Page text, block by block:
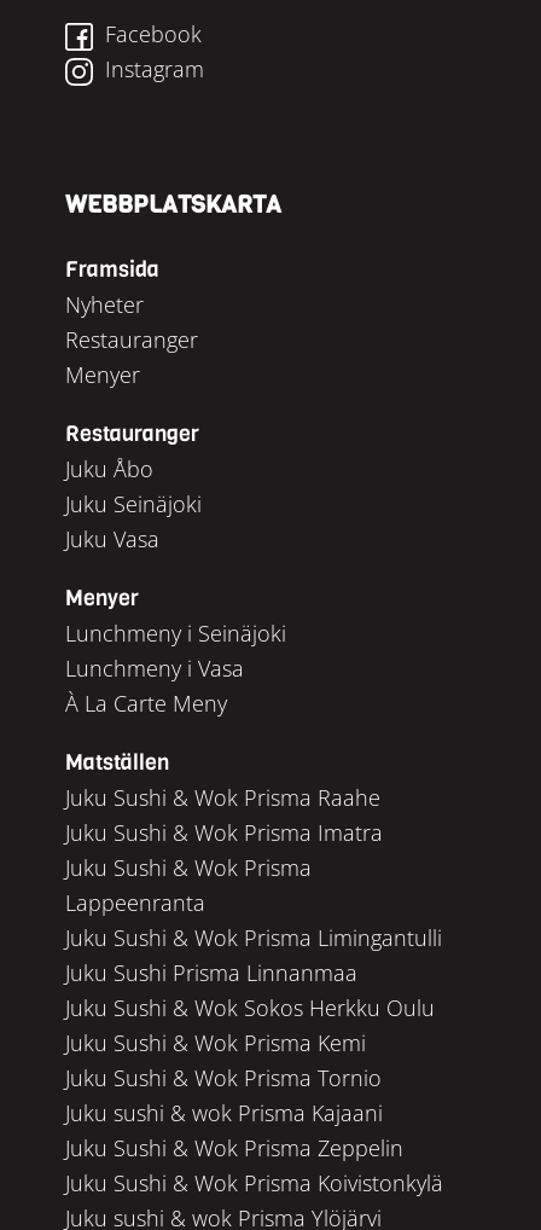
Facebook
Instagram
WEBBPLATSKARTA
Framsida
Nyheter
Restauranger
Menyer
Restauranger
Juku Åbo
Juku Seinäjoki
Juku Vasa
Menyer
Lunchmeny i Seinäjoki
Lunchmeny i Vasa
À La Carte Meny
Matställen
Juku Sushi & Wok Prisma Raahe
Juku Sushi & Wok Prisma Imatra
Juku Sushi & Wok Prisma
Lappeenranta
Juku Sushi & Wok Prisma Limingantulli
Juku Sushi Prisma Linnanmaa
Juku Sushi & Wok Sokos Herkku Oulu
Juku Sushi & Wok Prisma Kemi
Juku Sushi & Wok Prisma Tornio
Juku sushi & wok Prisma Kajaani
Juku Sushi & Wok Prisma Zeppelin
Juku Sushi & Wok Prisma Koivistonkylä
Juku sushi & wok Prisma Ylöjärvi